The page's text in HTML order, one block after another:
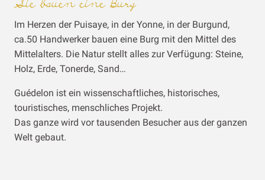
Sie bauen eine Burg
Im Herzen der Puisaye, in der Yonne, in der Burgund,
ca.50 Handwerker bauen eine Burg mit den Mittel des
Mittelalters. Die Natur stellt alles zur Verfügung: Steine,
Holz, Erde, Tonerde, Sand…
Guédelon ist ein wissenschaftliches, historisches,
touristisches, menschliches Projekt.
Das ganze wird vor tausenden Besucher aus der ganzen
Welt gebaut.